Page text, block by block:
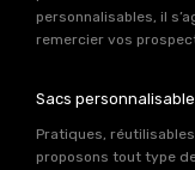
personnalisables, il
remercier vos
Sacs
Pratiques,
proposons tout type